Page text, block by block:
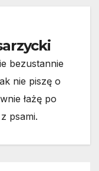
bezustannie
nie piszę o
łażę po
psami.